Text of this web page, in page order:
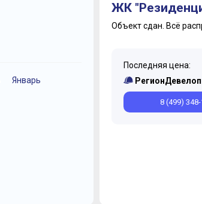
Январь Декабрь Ноябрь
ЖК
Объект сдан. Всё
Последняя цена:
8 (499)